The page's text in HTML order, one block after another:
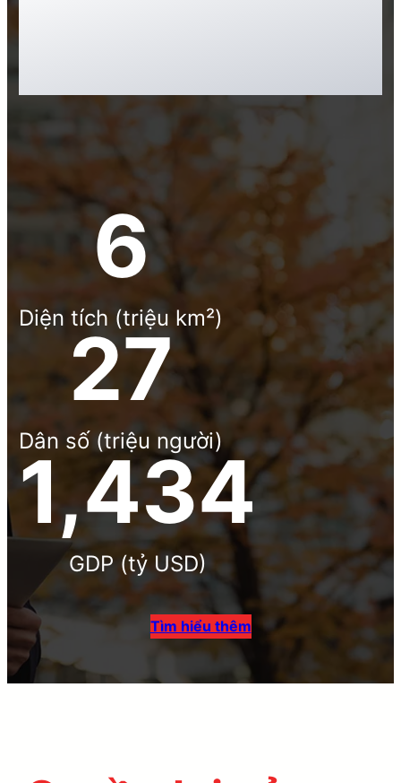
10
Diện tích (triệu km²)
40
Dân số (triệu người)
2,100
GDP (tỷ USD)
Tìm hiểu thêm